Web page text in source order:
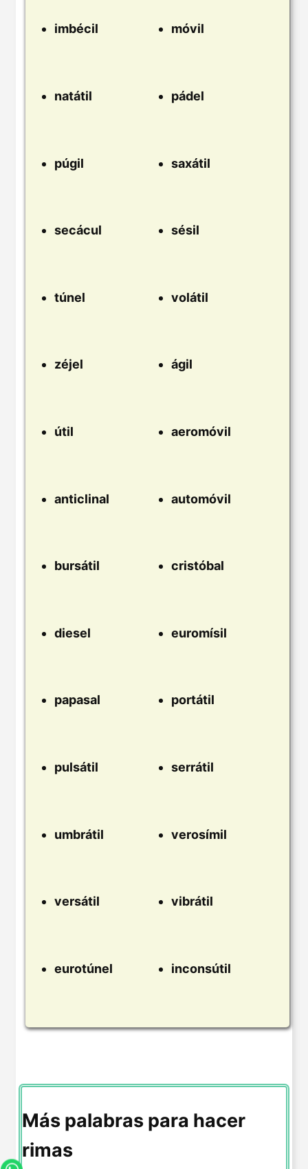
imbécil móvil
natátil pádel
púgil saxátil
secácul sésil
túnel volátil
zéjel ágil
útil aeromóvil
anticlinal automóvil
bursátil cristóbal
diesel euromísil
papasal portátil
pulsátil serrátil
umbrátil verosímil
versátil vibrátil
eurotúnel inconsútil
Más palabras para hacer
rimas